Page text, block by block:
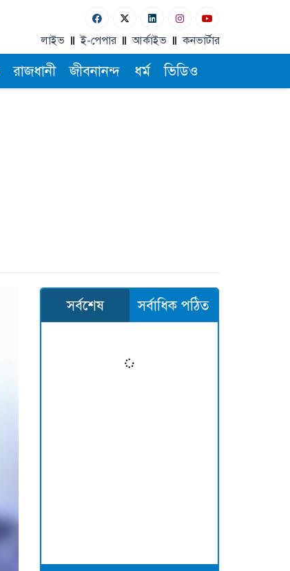
লাইভ ই-পেপার আর্কাইভ কনভার্টার
রাজধানী জীবনানন্দ ধর্ম ভিডিও
সর্বশেষ সর্বাধিক পঠিত